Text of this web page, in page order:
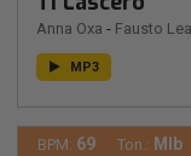
Anna Oxa - Fausto
MP3
BPM: 69 Ton.: MIb